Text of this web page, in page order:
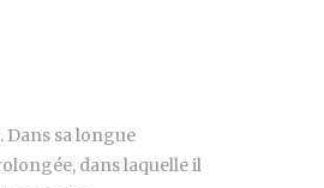
Dans sa longue
dans laquelle il